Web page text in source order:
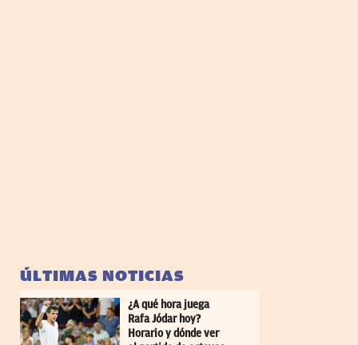
ÚLTIMAS NOTICIAS
¿A qué hora juega
Rafa Jódar hoy?
Horario y dónde ver